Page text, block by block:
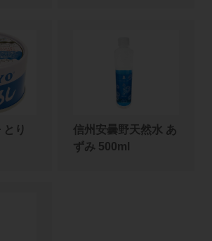
り
信州安曇野天然水 あ
ずみ 500ml